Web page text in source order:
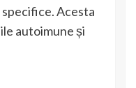
Acesta
autoimune și